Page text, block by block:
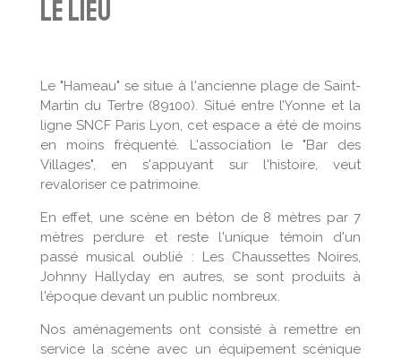
le lieu
Le "Hameau" se situe à l'ancienne plage de Saint-
Martin du Tertre (89100). Situé entre l’Yonne et la
ligne SNCF Paris Lyon, cet espace a été de moins
en moins fréquenté. L'association le "Bar des
Villages", en s'appuyant sur l'histoire, veut
revaloriser ce patrimoine.
En effet, une scène en béton de 8 mètres par 7
mètres perdure et reste l'unique témoin d'un
passé musical oublié : Les Chaussettes Noires,
Johnny Hallyday en autres, se sont produits à
l'époque devant un public nombreux.
Nos aménagements ont consisté à remettre en
service la scène avec un équipement scénique